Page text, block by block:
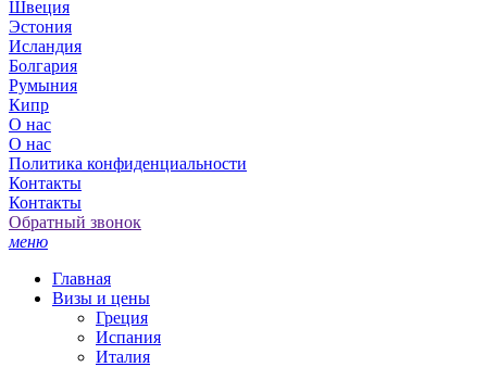
Швеция
Эстония
Исландия
Болгария
Румыния
Кипр
О нас
О нас
Политика конфиденциальности
Контакты
Контакты
Обратный звонок
меню
Главная
Визы и цены
Греция
Испания
Италия